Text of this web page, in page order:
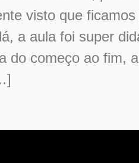
visto que
a aula foi super
do começo ao fim,